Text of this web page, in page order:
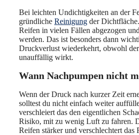
Bei leichten Undichtigkeiten an der
gründliche Reinigung der
Reifen in vielen Fällen abgezogen
werden. Das ist besonders dann
Druckverlust wiederkehrt, obwohl
unauffällig wirkt.
Wann Nachpumpen nicht
Wenn der Druck nach kurzer Zeit
solltest du nicht einfach weiter
verschleiert das den eigentlichen
Risiko, mit zu wenig Luft zu fahren.
Reifen stärker und verschlechtert das